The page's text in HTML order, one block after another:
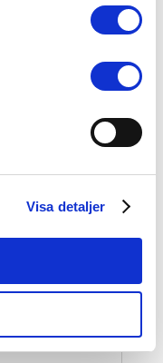
Visa detaljer